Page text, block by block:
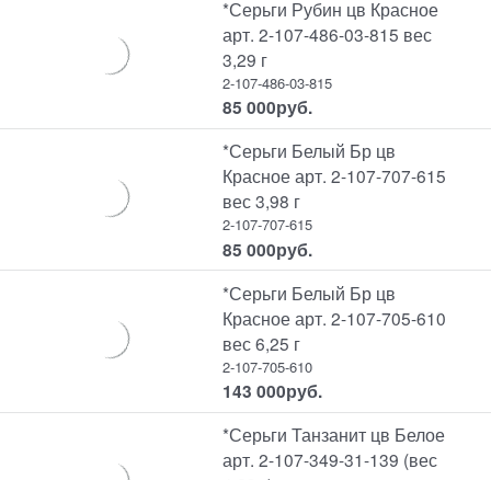
*Серьги Рубин цв Красное
арт. 2-107-486-03-815 вес
3,29 г
2-107-486-03-815
85 000руб.
*Серьги Белый Бр цв
Красное арт. 2-107-707-615
вес 3,98 г
2-107-707-615
85 000руб.
*Серьги Белый Бр цв
Красное арт. 2-107-705-610
вес 6,25 г
2-107-705-610
143 000руб.
*Серьги Танзанит цв Белое
арт. 2-107-349-31-139 (вес